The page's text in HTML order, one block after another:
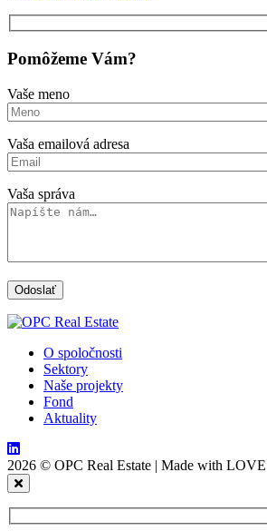
Pomôžeme Vám?
Vaše meno
Vaša emailová adresa
Vaša správa
O spoločnosti
Sektory
Naše projekty
Fond
Aktuality
2026 © OPC Real Estate | Made with LOVE